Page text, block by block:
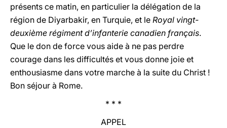
présents ce matin, en particulier la délégation de la
région de Diyarbakir, en Turquie, et le Royal vingt-
deuxième régiment d’infanterie canadien français.
Que le don de force vous aide à ne pas perdre
courage dans les difficultés et vous donne joie et
enthousiasme dans votre marche à la suite du Christ !
Bon séjour à Rome.
* * *
APPEL